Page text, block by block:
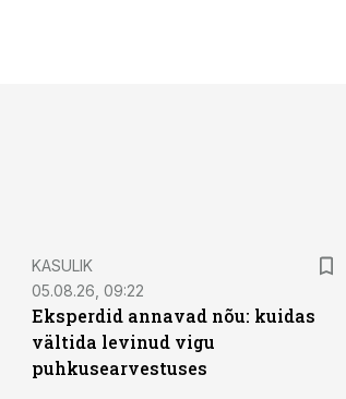
KASULIK
05.08.26, 09:22
Eksperdid annavad nõu: kuidas
vältida levinud vigu
puhkusearvestuses